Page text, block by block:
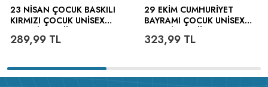
23 NISAN ÇOCUK BASKILI
KIRMIZI ÇOCUK UNISEX
289,99 TL
29 EKIM CUMHURIYET
BAYRAMI ÇOCUK UNISEX
323,99TL